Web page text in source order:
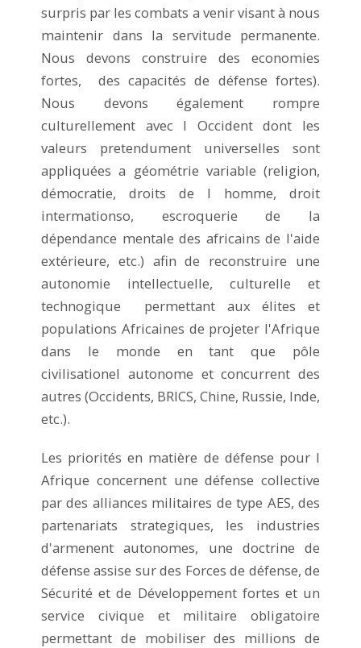
surpris par les combats a venir visant à nous
maintenir dans la servitude permanente.
Nous devons construire des economies
fortes, des capacités de défense fortes).
Nous devons également rompre
culturellement avec l Occident dont les
valeurs pretendument universelles sont
appliquées a géométrie variable (religion,
démocratie, droits de l homme, droit
intermationso, escroquerie de la
dépendance mentale des africains de l'aide
extérieure, etc.) afin de reconstruire une
autonomie intellectuelle, culturelle et
technogique permettant aux élites et
populations Africaines de projeter l'Afrique
dans le monde en tant que pôle
civilisationel autonome et concurrent des
autres (Occidents, BRICS, Chine, Russie, Inde,
etc.).
Les priorités en matière de défense pour l
Afrique concernent une défense collective
par des alliances militaires de type AES, des
partenariats strategiques, les industries
d'armenent autonomes, une doctrine de
défense assise sur des Forces de défense, de
Sécurité et de Développement fortes et un
service civique et militaire obligatoire
permettant de mobiliser des millions de